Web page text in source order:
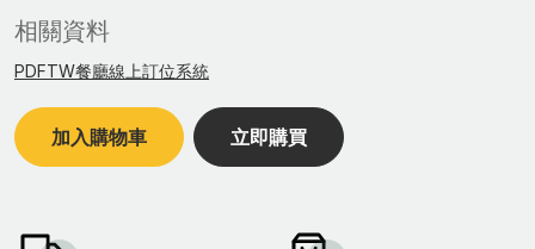
相關資料
PDFTW餐廳線上訂位系統
加入購物車 立即購買